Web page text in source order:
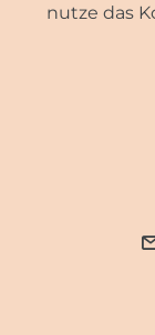
nutze das